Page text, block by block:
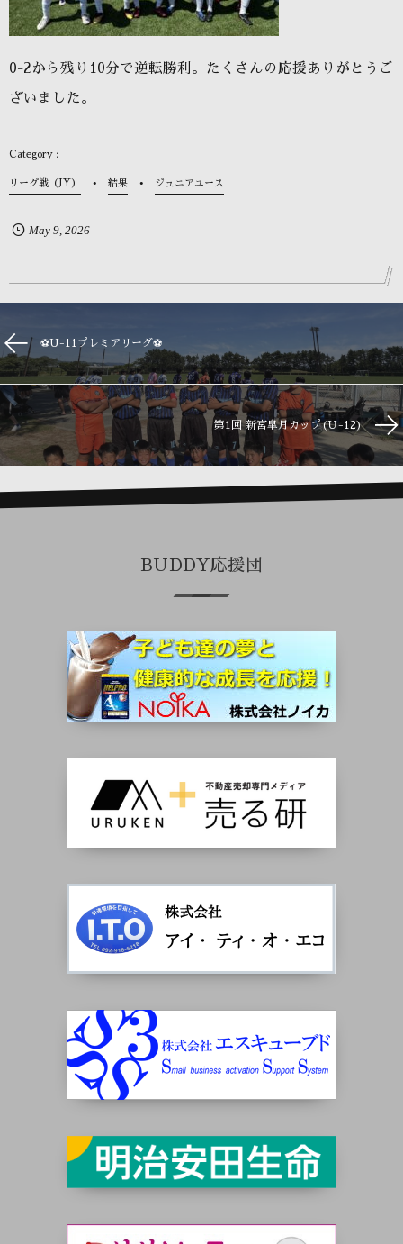
0-2から残り10分で逆転勝利。たくさんの応援ありがとうご
ざいました。
リーグ戦（JY） 結果 ジュニアユース
May 9, 2026
⚽️U-11プレミアリーグ⚽️
第1回 新宮皐月カップ(Ｕ-12)
BUDDY応援団